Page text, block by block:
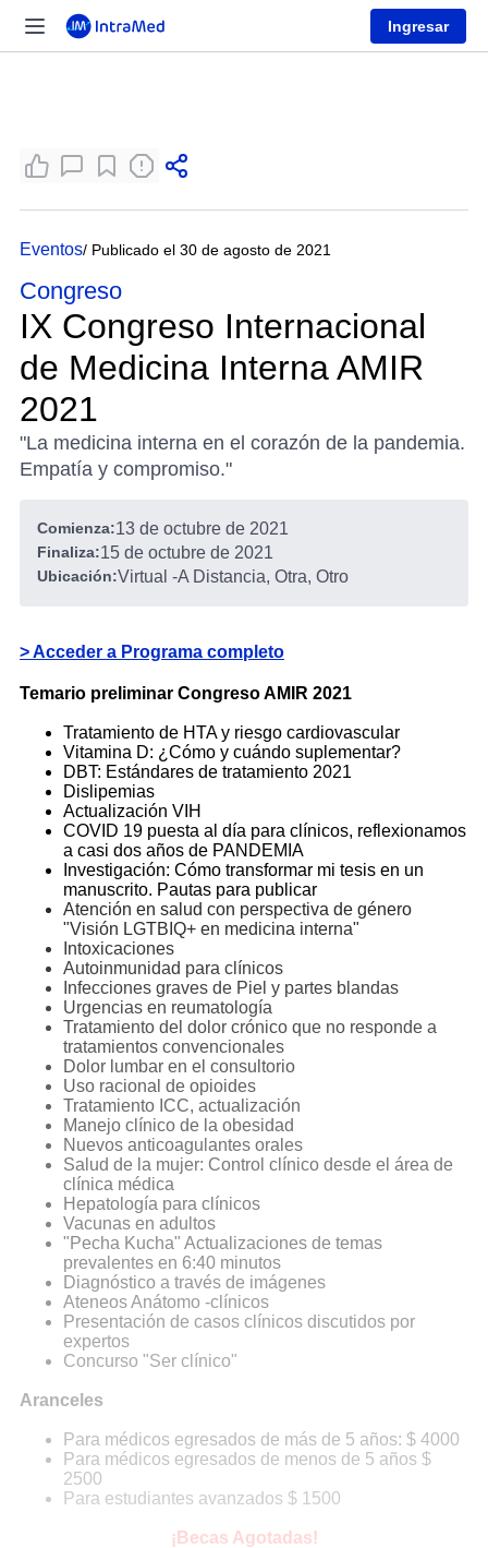
Ingresar
Eventos/ Publicado el 30 de agosto de 2021
Congreso
IX Congreso Internacional
de Medicina Interna AMIR
2021
"La medicina interna en el corazón de la pandemia.
Empatía y compromiso."
Comienza:13 de octubre de 2021
Finaliza:15 de octubre de 2021
Ubicación:Virtual -A Distancia, Otra, Otro
> Acceder a Programa completo
Temario preliminar Congreso AMIR 2021
Tratamiento de HTA y riesgo cardiovascular
Vitamina D: ¿Cómo y cuándo suplementar?
DBT: Estándares de tratamiento 2021
Dislipemias
Actualización VIH
COVID 19 puesta al día para clínicos, reflexionamos
a casi dos años de PANDEMIA
Investigación: Cómo transformar mi tesis en un
manuscrito. Pautas para publicar
Atención en salud con perspectiva de género
"Visión LGTBIQ+ en medicina interna"
Intoxicaciones
Autoinmunidad para clínicos
Infecciones graves de Piel y partes blandas
Urgencias en reumatología
Tratamiento del dolor crónico que no responde a
tratamientos convencionales
Dolor lumbar en el consultorio
Uso racional de opioides
Tratamiento ICC, actualización
Manejo clínico de la obesidad
Nuevos anticoagulantes orales
Salud de la mujer: Control clínico desde el área de
clínica médica
Hepatología para clínicos
Vacunas en adultos
"Pecha Kucha" Actualizaciones de temas
prevalentes en 6:40 minutos
Diagnóstico a través de imágenes
Ateneos Anátomo -clínicos
Presentación de casos clínicos discutidos por
expertos
Concurso "Ser clínico"
Aranceles
Para médicos egresados de más de 5 años: $ 4000
Para médicos egresados de menos de 5 años $
2500
Para estudiantes avanzados $ 1500
¡Becas Agotadas!